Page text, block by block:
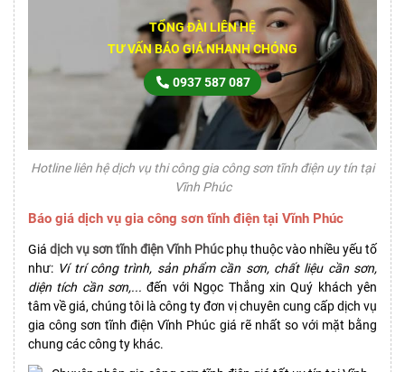
TỔNG ĐÀI LIÊN HỆ
TƯ VẤN BÁO GIÁ NHANH CHÓNG
0937 587 087
Hotline liên hệ dịch vụ thi công gia công sơn tĩnh điện uy tín tại
Vĩnh Phúc
Báo giá dịch vụ gia công sơn tĩnh điện tại Vĩnh Phúc
Giá dịch vụ sơn tĩnh điện Vĩnh Phúcphụ thuộc vào nhiều yếu tố
như: Ví trí công trình, sản phẩm cần sơn, chất liệu cần sơn,
diện tích cần sơn,...đến với Ngọc Thắng xin Quý khách yên
tâm về giá, chúng tôi là công ty đơn vị chuyên cung cấp dịch vụ
gia công sơn tĩnh điện Vĩnh Phúc giá rẽ nhất so với mặt bằng
chung các công ty khác.